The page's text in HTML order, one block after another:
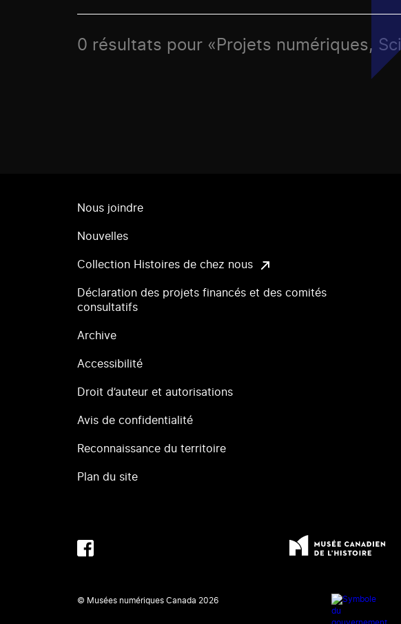
0 résultats pour «Projets numériques,
Nous joindre
Nouvelles
Collection Histoires de chez nous
Déclaration des projets financés et des comités
consultatifs
Archive
Accessibilité
Droit d’auteur et autorisations
Avis de confidentialité
Reconnaissance du territoire
Plan du site
© Musées numériques Canada 2026